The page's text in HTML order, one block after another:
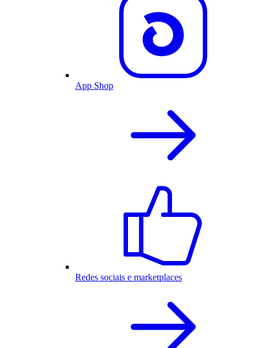
App Shop
Redes sociais e marketplaces